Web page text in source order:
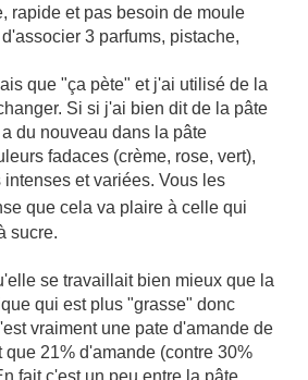
rapide et pas besoin de moule
3 parfums, pistache,
que "ça pète" et j'ai utilisé de la
Si si j'ai bien dit de la pâte
du nouveau dans la pâte
fadaces (crème, rose, vert),
et variées. Vous les
que cela va plaire à celle qui
sucre.
se travaillait bien mieux que la
qui est plus "grasse" donc
vraiment une pate d'amande de
21% d'amande (contre 30%